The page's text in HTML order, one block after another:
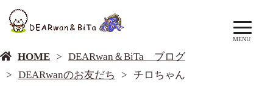
MENU
HOME
DEARwan＆BiTa ブログ
DEARwanのお友だち
チロちゃん